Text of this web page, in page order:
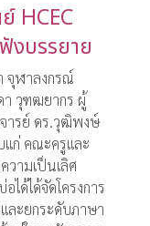
HCEC
งบรรยาย
จุฬาลงกรณ์
า วุฑฒยากร ผู้
ารย์ ดร.วุฒิพงษ์
แก่ คณะครูและ
ามเป็นเลิศ
ได้ได้จัดโครงการ
ะยกระดับภาษา